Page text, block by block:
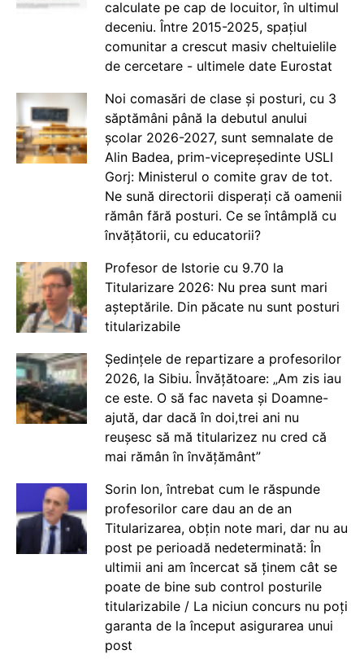
calculate pe cap de locuitor, în ultimul
deceniu. Între 2015-2025, spațiul
comunitar a crescut masiv cheltuielile
de cercetare - ultimele date Eurostat
Noi comasări de clase și posturi, cu 3
săptămâni până la debutul anului
școlar 2026-2027, sunt semnalate de
Alin Badea, prim-vicepreședinte USLI
Gorj: Ministerul o comite grav de tot.
Ne sună directorii disperați că oamenii
rămân fără posturi. Ce se întâmplă cu
învățătorii, cu educatorii?
Profesor de Istorie cu 9.70 la
Titularizare 2026: Nu prea sunt mari
așteptările. Din păcate nu sunt posturi
titularizabile
Ședințele de repartizare a profesorilor
2026, la Sibiu. Învățătoare: „Am zis iau
ce este. O să fac naveta și Doamne-
ajută, dar dacă în doi,trei ani nu
reușesc să mă titularizez nu cred că
mai rămân în învățământ”
Sorin Ion, întrebat cum le răspunde
profesorilor care dau an de an
Titularizarea, obțin note mari, dar nu au
post pe perioadă nedeterminată: În
ultimii ani am încercat să ținem cât se
poate de bine sub control posturile
titularizabile / La niciun concurs nu poți
garanta de la început asigurarea unui
post